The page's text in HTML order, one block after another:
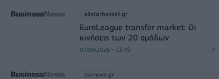
allstarbasket.gr
EuroLeague transfer market: Οι
κινήσεις των 20 ομάδων
07/08/2026 - 13:09
csrnews.gr